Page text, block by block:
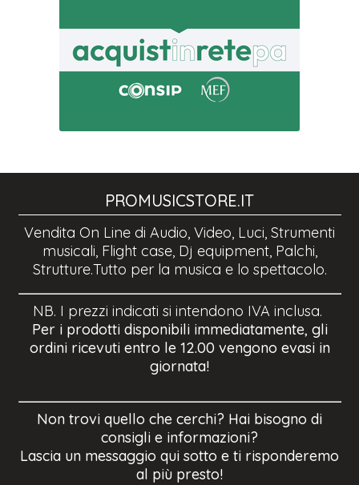
PROMUSICSTORE.IT
Vendita On Line di Audio, Video, Luci, Strumenti
musicali, Flight case, Dj equipment, Palchi,
Strutture.Tutto per la musica e lo spettacolo.
NB. I prezzi indicati si intendono IVA inclusa.
Per i prodotti disponibili immediatamente, gli
ordini ricevuti entro le 12.00 vengono evasi in
giornata!
Non trovi quello che cerchi? Hai bisogno di
consigli e informazioni?
Lascia un messaggio qui sotto e ti risponderemo
al più presto!